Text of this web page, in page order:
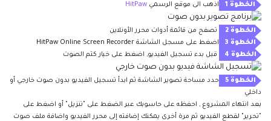
الخطوة 1 اذهب الى موقع الرسمي HitPaw
الخطوة 2
تصفح من قائمة أدوات محرر الأونلاين
الخطوة 3
اضغط على مسجل الشاشة HitPaw Online Screen Recorder
الخطوة 4
قبل بدء تسجيل الفيديو, اضغط على خيار كتم الصوت
الخطوة 5
حدد مساحة تصوير الشاشة ثم ابدأ تسجيل الفيديو بدون صوت خارجي أو
داخلي
بعد انتهاء المشروع , احفظه على حاسوبك عبر الضغط على "تنزيل" أو اضغط على
"تحرير" لقطع الفيديو ثم مرة أخرى يمكنك إضافته إلى محرر الفيديو واضافة ملف صوت